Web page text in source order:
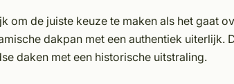
om de juiste keuze te maken als het gaat
dakpan met een authentiek uiterlijk.
daken met een historische uitstraling.